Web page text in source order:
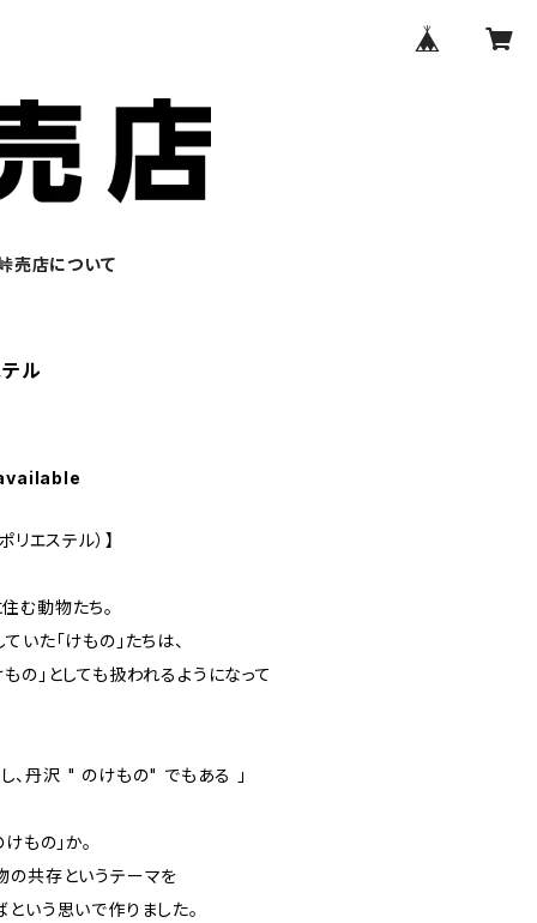
売店について
ル
エステル）】
む動物たち。
いた「けもの」たちは、
の」としても扱われるようになって
、丹沢 " のけもの" でもある 」
もの」か。
の共存というテーマを
いう思いで作りました。